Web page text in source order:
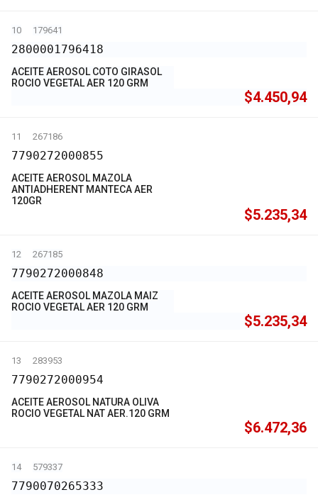
10 179641
2800001796418
ACEITE AEROSOL COTO GIRASOL
ROCIO VEGETAL AER 120 GRM
$4.450,94
11 267186
7790272000855
ACEITE AEROSOL MAZOLA
ANTIADHERENT MANTECA AER
120GR
$5.235,34
12 267185
7790272000848
ACEITE AEROSOL MAZOLA MAIZ
ROCIO VEGETAL AER 120 GRM
$5.235,34
13 283953
7790272000954
ACEITE AEROSOL NATURA OLIVA
ROCIO VEGETAL NAT AER.120 GRM
$6.472,36
14 579337
7790070265333